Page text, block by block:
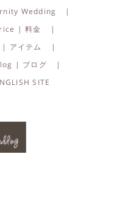
Wedding
| 料金
アイテム
| ブログ
SITE